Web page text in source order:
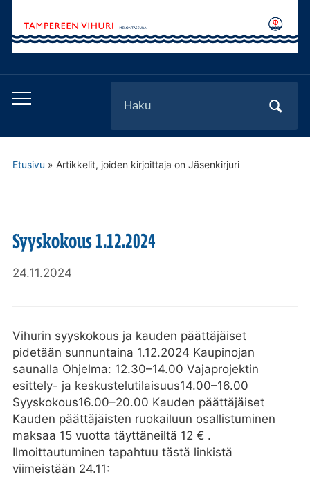
Toggle
for:
Etusivu » Artikkelit, joiden kirjoittaja on Jäsenkirjuri
Syyskokous 1.12.2024
24.11.2024
Vihurin syyskokous ja kauden päättäjäiset
pidetään sunnuntaina 1.12.2024 Kaupinojan
saunalla Ohjelma: 12.30–14.00 Vajaprojektin
esittely- ja keskustelutilaisuus14.00–16.00
Syyskokous16.00–20.00 Kauden päättäjäiset
Kauden päättäjäisten ruokailuun osallistuminen
maksaa 15 vuotta täyttäneiltä 12 € .
Ilmoittautuminen tapahtuu tästä linkistä
viimeistään 24.11: